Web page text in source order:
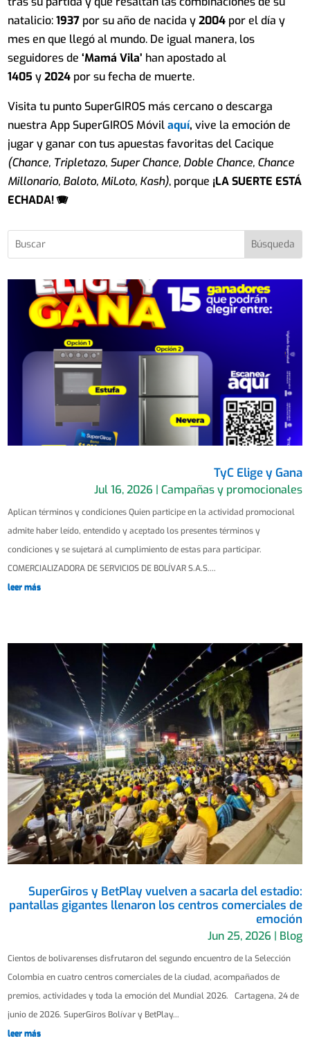
natalicio:1937 por su año de nacida y2004 por el día y
mes en que llegó al mundo. De igual manera, los
seguidores de ‘Mamá Vila’ han apostado al
1405y2024 por su fecha de muerte.
Visita tu punto SuperGIROS más cercano o descarga
nuestra App SuperGIROS Móvilaquí,vive la emoción de
jugar y ganar con tus apuestas favoritas del Cacique
(Chance, Tripletazo, Super Chance, Doble Chance, Chance
Millonario, Baloto, MiLoto, Kash), porque ¡LA SUERTE ESTÁ
ECHADA! 🪗
TyC Elige y Gana
Jul 16, 2026 | Campañas y promocionales
Aplican términos y condiciones Quien participe en la actividad promocional
admite haber leído, entendido y aceptado los presentes términos y
condiciones y se sujetará al cumplimiento de estas para participar.
COMERCIALIZADORA DE SERVICIOS DE BOLÍVAR S.A.S....
leer más
SuperGiros y BetPlay vuelven a sacarla del estadio:
pantallas gigantes llenaron los centros comerciales de
emoción
Jun 25, 2026 | Blog
Cientos de bolivarenses disfrutaron del segundo encuentro de la Selección
Colombia en cuatro centros comerciales de la ciudad, acompañados de
premios, actividades y toda la emoción del Mundial 2026. Cartagena, 24 de
junio de 2026. SuperGiros Bolívar y BetPlay...
leer más